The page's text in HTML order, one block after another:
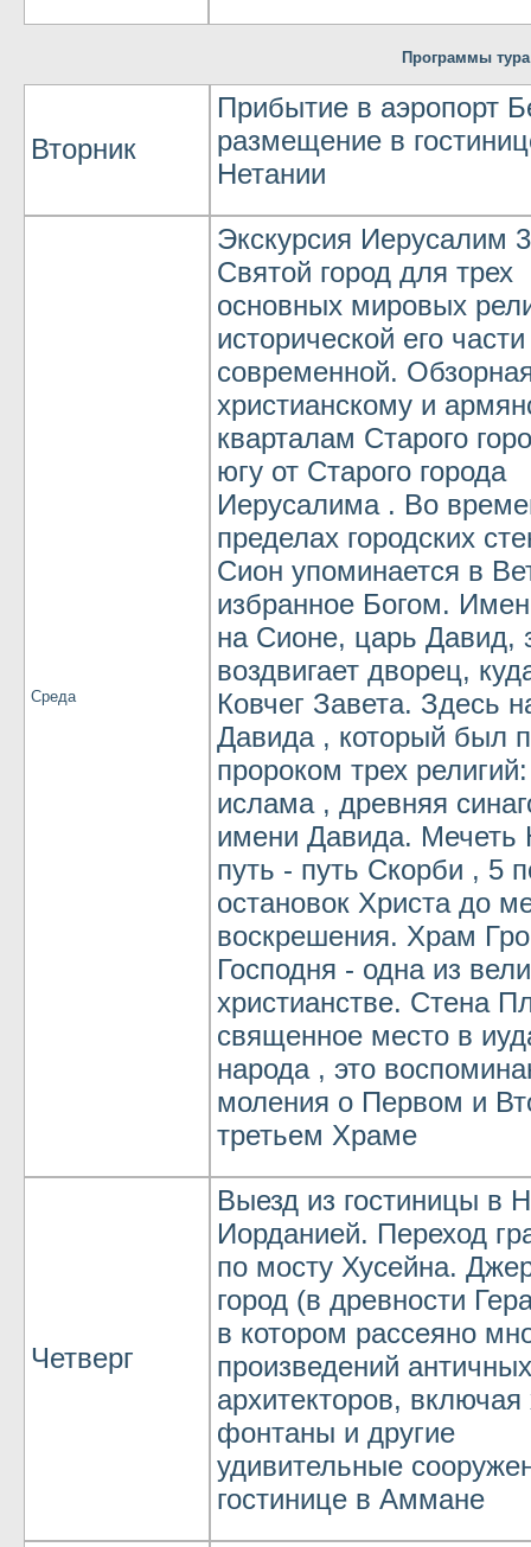
Программы
Вторник
Прибытие в аэропорт
размещение в
Нетании
Среда
Экскурсия Иерусалим
Святой город для трех
основных мировых
исторической его
современной.
христианскому и
кварталам Старого
югу от Старого города
Иерусалима . Во
пределах городских
Сион упоминается в
избранное Богом.
на Сионе, царь Давид,
воздвигает дворец,
Ковчег Завета. Здесь
Давида , который был
пророком трех
ислама , древняя
имени Давида. Мечеть
путь - путь Скорби , 5
остановок Христа до
воскрешения. Храм
Господня - одна из
христианстве. Стена
священное место в
народа , это
моления о Первом и
третьем Храме
Четверг
Выезд из гостиницы в
Иорданией. Переход
по мосту Хусейна.
город (в древности
в котором рассеяно
произведений античных
архитекторов,
фонтаны и другие
удивительные
гостинице в Аммане